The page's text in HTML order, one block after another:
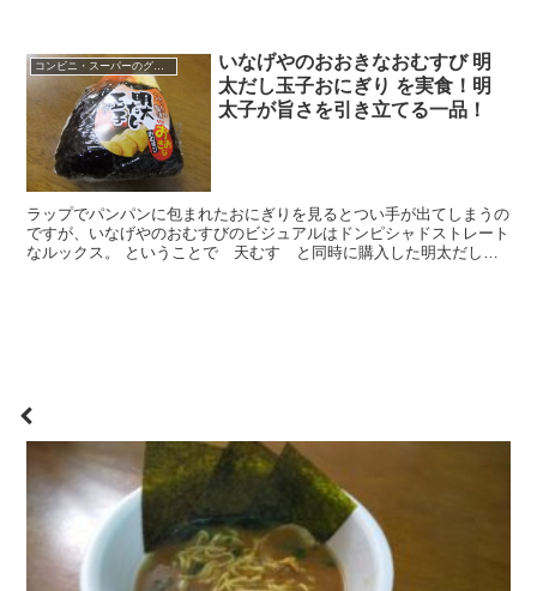
コンビニ・スーパーのグルメ
いなげやのおおきなおむすび 明
太だし玉子おにぎり を実食！明
太子が旨さを引き立てる一品！
ラップでパンパンに包まれたおにぎりを見るとつい手が出てしまうの
ですが、いなげやのおむすびのビジュアルはドンピシャドストレート
なルックス。 ということで 天むす と同時に購入した明太だし玉